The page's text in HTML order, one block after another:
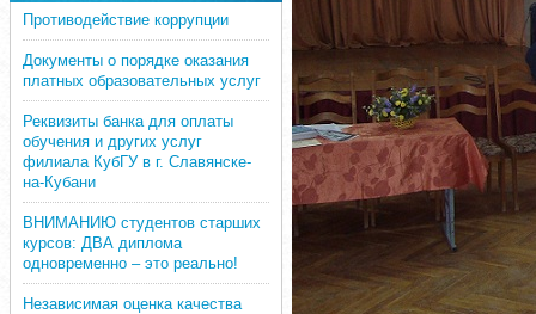
Противодействие коррупции
Документы о порядке оказания
платных образовательных услуг
Реквизиты банка для оплаты
обучения и других услуг
филиала КубГУ в г. Славянске-
на-Кубани
ВНИМАНИЮ студентов старших
курсов: ДВА диплома
одновременно – это реально!
Независимая оценка качества